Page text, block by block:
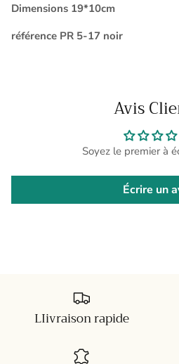
Dimensions 19*10cm
référence PR 5-17 noir
Avis
Soyez le premier à
Écrire un
LIivraison rapide